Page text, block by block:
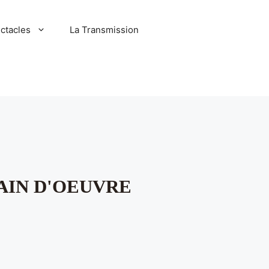
La Transmission
D'OEUVRE